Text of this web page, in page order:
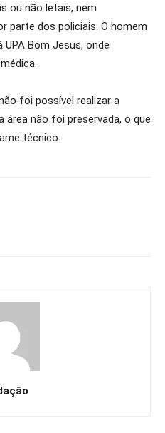
ou não letais, nem
parte dos policiais. O homem
Bom Jesus, onde
foi possível realizar a
área não foi preservada, o que
técnico.